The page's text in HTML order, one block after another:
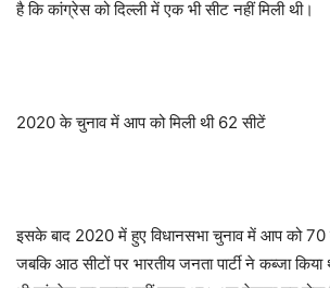
है कि कांग्रेस को दिल्ली में एक भी सीट नहीं मिली थी।
2020 के चुनाव में आप को मिली थी 62 सीटें
इसके बाद 2020 में हुए विधानसभा चुनाव में आप को 70
जबकि आठ सीटों पर भारतीय जनता पार्टी ने कब्जा